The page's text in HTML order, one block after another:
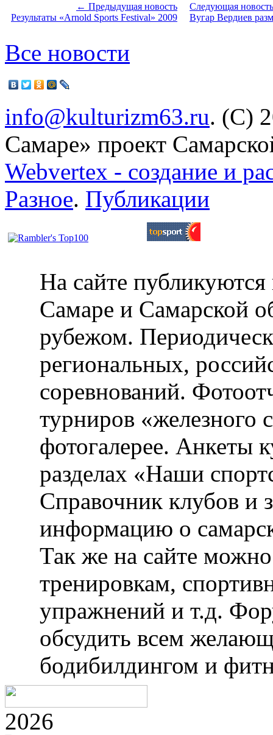
← Предыдущая новость
Результаты «Arnold Sports Festival» 2009
Следующая
Вугар Вердиев
Все новости
info@kulturizm63.ru. (C)
Самаре» проект
Webvertex - создание и
Разное. Публикации
На сайте публикуются
Самаре и Самарской
рубежом.
региональных,
соревнований.
турниров «железного
фотогалерее. Анкеты
разделах «Наши
Справочник клубов и
информацию о
Так же на сайте
тренировкам,
упражнений и т.д.
обсудить всем
бодибилдингом и
2026